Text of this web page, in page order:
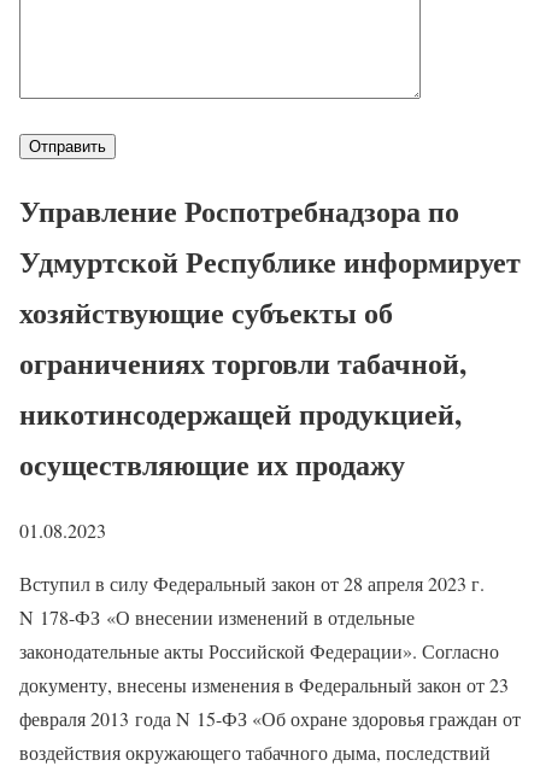
Управление Роспотребнадзора по
Удмуртской Республике информирует
хозяйствующие субъекты об
ограничениях торговли табачной,
никотинсодержащей продукцией,
осуществляющие их продажу
01.08.2023
Вступил в силу Федеральный закон от 28 апреля 2023 г.
N 178-ФЗ «О внесении изменений в отдельные
законодательные акты Российской Федерации». Согласно
документу, внесены изменения в Федеральный закон от 23
февраля 2013 года N 15-ФЗ «Об охране здоровья граждан от
воздействия окружающего табачного дыма, последствий